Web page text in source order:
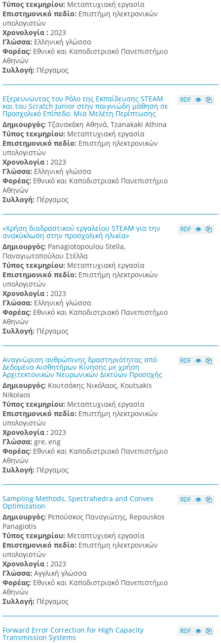
Τύπος τεκμηρίου: Μεταπτυχιακή εργασία
Επιστημονικό πεδίο: Επιστήμη ηλεκτρονικών
υπολογιστών
Χρονολογία : 2023
Γλώσσα: Ελληνική γλώσσα
Φορέας: Εθνικό και Καποδιστριακό Πανεπιστήμιο
Αθηνών
Συλλογή: Πέργαμος
Εξερευνώντας τον Ρόλο της Εκπαίδευσης STEAM
και του Scratch Junior στην παιγνιώδη μάθηση σε
Προσχολικό Επίπεδο: Μια Μελέτη Περίπτωσης
Δημιουργός: Τζανακάκη Αθηνά, Tzanakaki Athina
Τύπος τεκμηρίου: Μεταπτυχιακή εργασία
Επιστημονικό πεδίο: Επιστήμη ηλεκτρονικών
υπολογιστών
Χρονολογία : 2023
Γλώσσα: Ελληνική γλώσσα
Φορέας: Εθνικό και Καποδιστριακό Πανεπιστήμιο
Αθηνών
Συλλογή: Πέργαμος
RDF
«Χρήση διαδραστικού εργαλείου STEAM για την
ανακύκλωση στην προσχολική ηλικία»
Δημιουργός: Panagiotopoulou Stella,
Παναγιωτοπούλου Στέλλα
Τύπος τεκμηρίου: Μεταπτυχιακή εργασία
Επιστημονικό πεδίο: Επιστήμη ηλεκτρονικών
υπολογιστών
Χρονολογία : 2023
Γλώσσα: Ελληνική γλώσσα
Φορέας: Εθνικό και Καποδιστριακό Πανεπιστήμιο
Αθηνών
Συλλογή: Πέργαμος
RDF
Αναγνώριση ανθρώπινης δραστηριότητας από
Δεδομένα Αισθητήρων Κίνησης με χρήση
Αρχιτεκτονικών Νευρωνικών Δικτύων Προσοχής
Δημιουργός: Κουτσάκης Νικόλαος, Koutsakis
Nikolaos
Τύπος τεκμηρίου: Μεταπτυχιακή εργασία
Επιστημονικό πεδίο: Επιστήμη ηλεκτρονικών
υπολογιστών
Χρονολογία : 2023
Γλώσσα: gre, eng
Φορέας: Εθνικό και Καποδιστριακό Πανεπιστήμιο
Αθηνών
Συλλογή: Πέργαμος
RDF
Sampling Methods, Spectrahedra and Convex
Optimization
Δημιουργός: Ρεπούσκος Παναγιώτης, Repouskos
Panagiotis
Τύπος τεκμηρίου: Μεταπτυχιακή εργασία
Επιστημονικό πεδίο: Επιστήμη ηλεκτρονικών
υπολογιστών
Χρονολογία : 2023
Γλώσσα: Αγγλική γλώσσα
Φορέας: Εθνικό και Καποδιστριακό Πανεπιστήμιο
Αθηνών
Συλλογή: Πέργαμος
RDF
Forward Error Correction for High Capacity
Transmission Systems
RDF